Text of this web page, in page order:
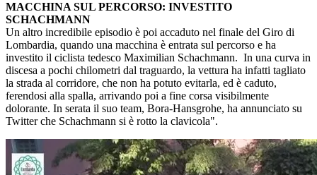
MACCHINA SUL PERCORSO: INVESTITO
SCHACHMANN
Un altro incredibile episodio è poi accaduto nel finale del Giro di
Lombardia, quando una macchina è entrata sul percorso e ha
investito il ciclista tedesco Maximilian Schachmann. In una curva in
discesa a pochi chilometri dal traguardo, la vettura ha infatti tagliato
la strada al corridore, che non ha potuto evitarla, ed è caduto,
ferendosi alla spalla, arrivando poi a fine corsa visibilmente
dolorante. In serata il suo team, Bora-Hansgrohe, ha annunciato su
Twitter che Schachmann si è rotto la clavicola".